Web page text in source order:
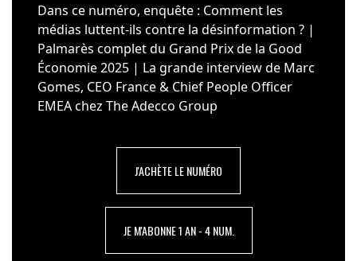
Dans ce numéro, enquête : Comment les
médias luttent-ils contre la désinformation ? |
Palmarès complet du Grand Prix de la Good
Économie 2025 | La grande interview de Marc
Gomes, CEO France & Chief People Officer
EMEA chez The Adecco Group
J'ACHÈTE LE NUMÉRO
JE M'ABONNE 1 AN - 4 NUM.